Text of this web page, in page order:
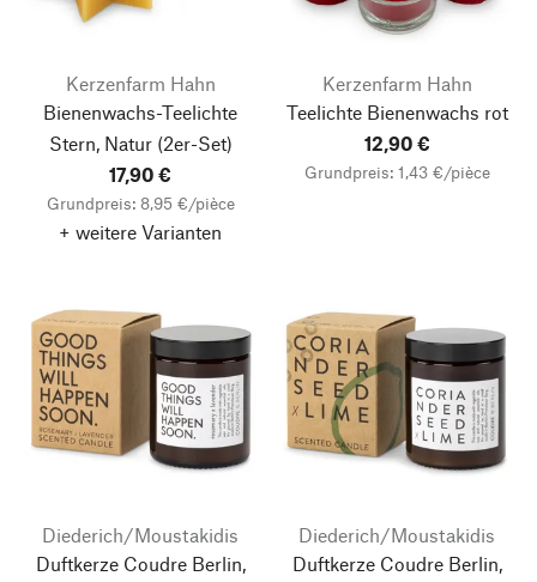
Kerzenfarm Hahn
Bienenwachs-Teelichte
Stern, Natur(2er-Set)
17,90 €
Grundpreis: 8,95 €/pièce
+ weitere Varianten
Kerzenfarm Hahn
Teelichte Bienenwachs rot
12,90 €
Grundpreis: 1,43 €/pièce
Diederich/Moustakidis
Duftkerze Coudre Berlin,
Diederich/Moustakidis
Duftkerze Coudre Berlin,